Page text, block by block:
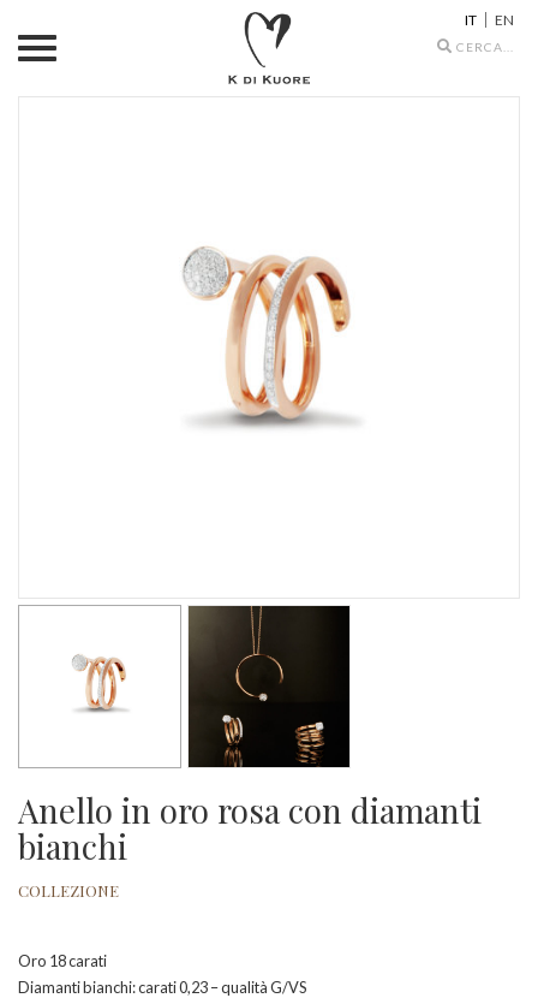
Search
IT EN
Anello in oro rosa con diamanti
bianchi
COLLEZIONE
Oro 18 carati
Diamanti bianchi: carati 0,23 – qualità G/VS